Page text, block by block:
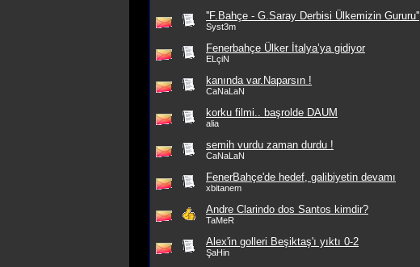
''F.Bahçe - G.Saray Derbisi Ülkemizin Gururu''
Syst3m
Fenerbahçe Ülker İtalya’ya gidiyor
ELçiN
kanında var.Naparsın !
CaNaLaN
korku filmi.. başrolde DAUM
alia
semih vurdu zaman durdu !
CaNaLaN
FenerBahçe'de hedef, galibiyetin devamı
xbitanem
Andre Clarindo dos Santos kimdir?
TaMeR
Alex'in golleri Beşiktaş'ı yıktı 0-2
ŞaHin